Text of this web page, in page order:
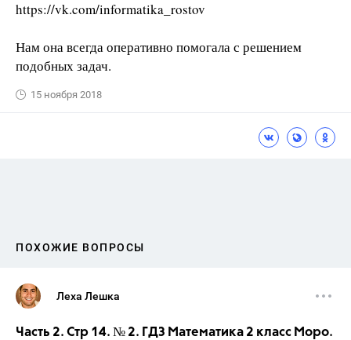
https://vk.com/informatika_rostov
Нам она всегда оперативно помогала с решением
подобных задач.
15 ноября 2018
ПОХОЖИЕ ВОПРОСЫ
Леха Лешка
Часть 2. Стр 14. № 2. ГДЗ Математика 2 класс Моро.